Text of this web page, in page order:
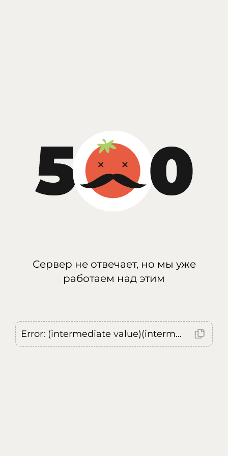
Сервер не отвечает, но мы уже
работаем над этим
Error: (intermediate value)(intermediate value)(intermediate value).replaceAll is not a function